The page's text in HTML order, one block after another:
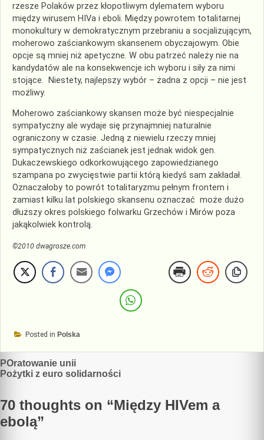
rzesze Polaków przez kłopotliwym dylematem wyboru
między wirusem HIVa i eboli. Między powrotem totalitarnej
monokultury w demokratycznym przebraniu a socjalizującym,
moherowo zaściankowym skansenem obyczajowym. Obie
opcje są mniej niż apetyczne. W obu patrzeć należy nie na
kandydatów ale na konsekwencje ich wyboru i siły za nimi
stojące. Niestety, najlepszy wybór – żadna z opcji – nie jest
możliwy.
Moherowo zaściankowy skansen może być niespecjalnie
sympatyczny ale wydaje się przynajmniej naturalnie
ograniczony w czasie. Jedną z niewielu rzeczy mniej
sympatycznych niż zaścianek jest jednak widok gen.
Dukaczewskiego odkorkowującego zapowiedzianego
szampana po zwycięstwie partii którą kiedyś sam zakładał.
Oznaczałoby to powrót totalitaryzmu pełnym frontem i
zamiast kilku lat polskiego skansenu oznaczać może dużo
dłuższy okres polskiego folwarku Grzechów i Mirów poza
jakąkolwiek kontrolą.
©2010 dwagrosze.com
Posted in Polska
Nawigacja
wpisu
POratowanie unii
Pożytki z euro solidarności
70 thoughts on “Między HIVem a
ebolą”